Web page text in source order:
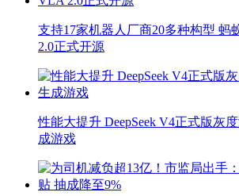
支持17家机器人厂商20多种构型 蚂
2.0正式开源
性能大提升 DeepSeek V4正式版灰
成游戏